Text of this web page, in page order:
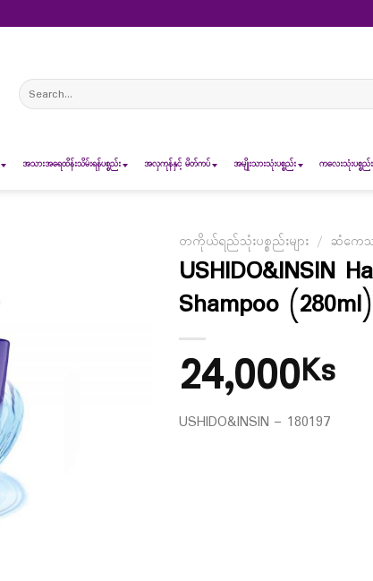
Search
for:
အသားအရေထိန်းသိမ်းရန်ပစ္စည်း အလှကုန်နှင့် မိတ်ကပ် အမျိုးသားသုံးပစ္စည်း ကလေးသုံးပစ္စည်း
တကိုယ်ရည်သုံးပစ္စည်းများ / ဆံကေသ
USHIDO&INSIN
Shampoo (280ml)
24,000Ks
USHIDO&INSIN – 180197